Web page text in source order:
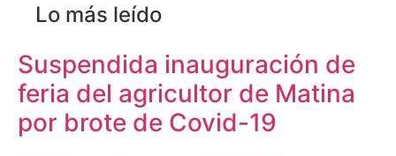
Lo más leído
Suspendida inauguración de
feria del agricultor de Matina
por brote de Covid-19